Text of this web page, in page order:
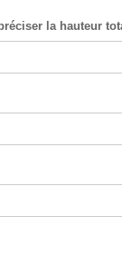
la hauteur